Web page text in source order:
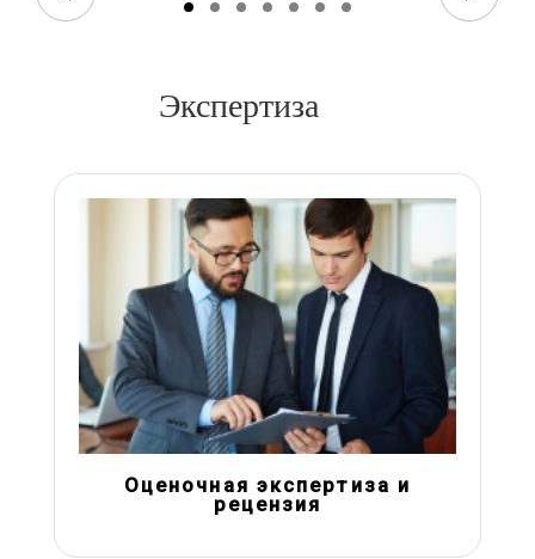
Экспертиза
Оценочная экспертиза и
рецензия